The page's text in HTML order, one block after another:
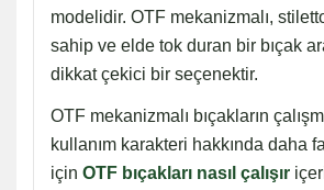
modelidir. OTF mekanizmalı,
sahip ve elde tok duran bir bıçak
dikkat çekici bir seçenektir.
OTF mekanizmalı bıçakların
kullanım karakteri hakkında daha
için OTF bıçakları nasıl çalışır